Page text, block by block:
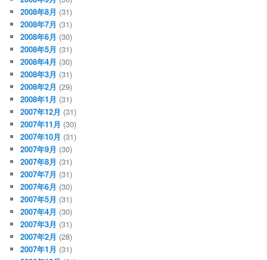
2008年8月 (31)
2008年7月 (31)
2008年6月 (30)
2008年5月 (31)
2008年4月 (30)
2008年3月 (31)
2008年2月 (29)
2008年1月 (31)
2007年12月 (31)
2007年11月 (30)
2007年10月 (31)
2007年9月 (30)
2007年8月 (31)
2007年7月 (31)
2007年6月 (30)
2007年5月 (31)
2007年4月 (30)
2007年3月 (31)
2007年2月 (28)
2007年1月 (31)